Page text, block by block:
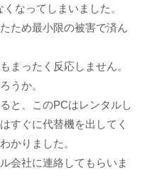
なってしまいました。
ため最小限の被害で済ん
まったく反応しません。
うか。
と、このPCはレンタルし
すぐに代替機を出してく
かりました。
会社に連絡してもらいま